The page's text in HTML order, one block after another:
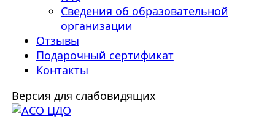
Сведения об образовательной
организации
Отзывы
Подарочный сертификат
Контакты
Версия для слабовидящих